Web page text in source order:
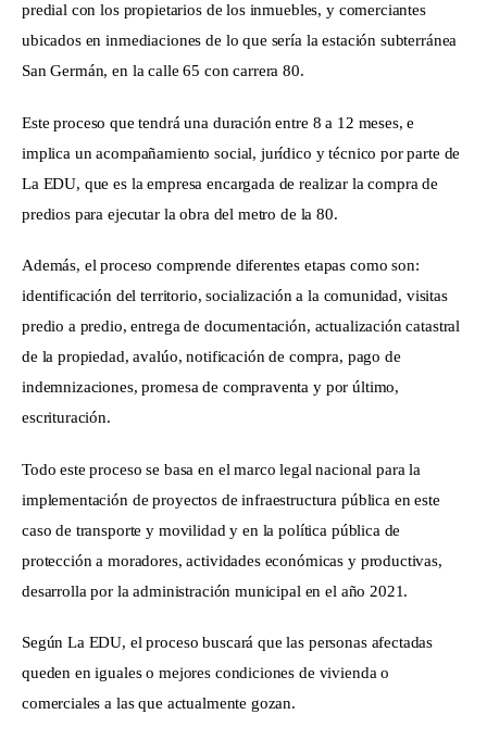
predial con los propietarios de los inmuebles, y comerciantes
ubicados en inmediaciones de lo que sería la estación subterránea
San Germán, en la calle 65 con carrera 80.
Este proceso que tendrá una duración entre 8 a 12 meses, e
implica un acompañamiento social, jurídico y técnico por parte de
La EDU, que es la empresa encargada de realizar la compra de
predios para ejecutar la obra del metro de la 80.
Además, el proceso comprende diferentes etapas como son:
identificación del territorio, socialización a la comunidad, visitas
predio a predio, entrega de documentación, actualización catastral
de la propiedad, avalúo, notificación de compra, pago de
indemnizaciones, promesa de compraventa y por último,
escrituración.
Todo este proceso se basa en el marco legal nacional para la
implementación de proyectos de infraestructura pública en este
caso de transporte y movilidad y en la política pública de
protección a moradores, actividades económicas y productivas,
desarrolla por la administración municipal en el año 2021.
Según La EDU, el proceso buscará que las personas afectadas
queden en iguales o mejores condiciones de vivienda o
comerciales a las que actualmente gozan.